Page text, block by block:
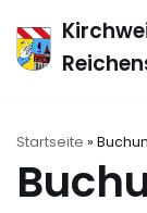
Zum
Inhalt
springen
Startseite »